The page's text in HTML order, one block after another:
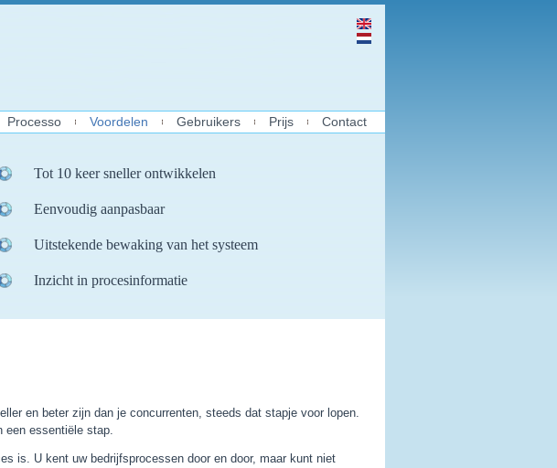
Tot 10 keer sneller ontwikkelen
Eenvoudig aanpasbaar
Uitstekende bewaking van het systeem
Inzicht in procesinformatie
Processo Voordelen Gebruikers Prijs Contact
en beter zijn dan je concurrenten, steeds dat stapje voor lopen.
een essentiële stap.
is. U kent uw bedrijfsprocessen door en door, maar kunt niet